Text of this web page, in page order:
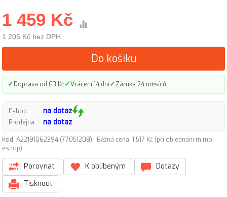
1 459 Kč
1 205 Kč bez DPH
Do košíku
✓Doprava od 63 Kč✓Vrácení 14 dní✓Záruka 24 měsíců
Eshop: na dotaz
Prodejna: na dotaz
Kód: A22191062394 (77051208)
Běžná cena: 1 517 Kč (při objednání mimo
eshop)
Porovnat K oblíbeným
Dotazy
Tisknout